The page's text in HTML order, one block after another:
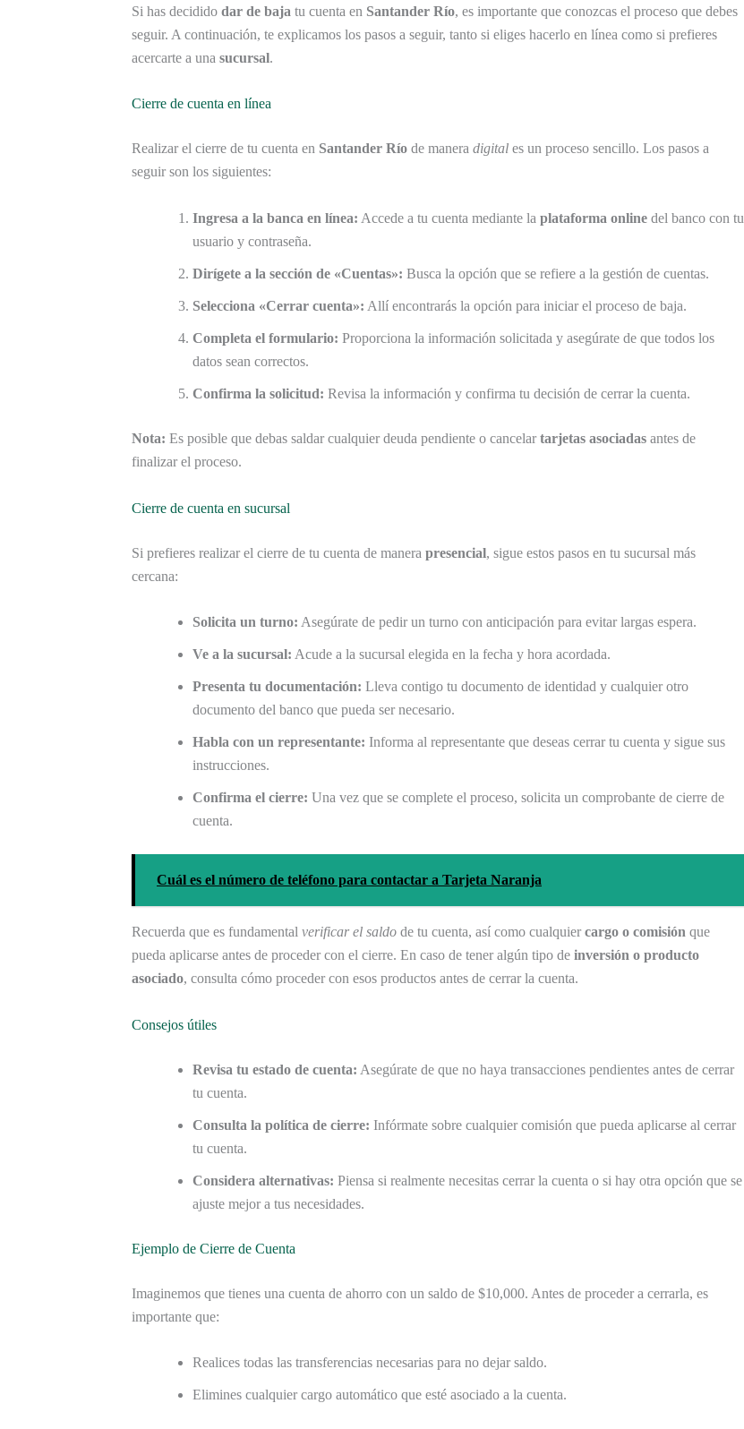
Si has decidido dar de baja tu cuenta en Santander Río, es importante que conozcas el proceso que debes
seguir. A continuación, te explicamos los pasos a seguir, tanto si eliges hacerlo en línea como si prefieres
acercarte a una sucursal.
Cierre de cuenta en línea
Realizar el cierre de tu cuenta en Santander Río de manera digital es un proceso sencillo. Los pasos a
seguir son los siguientes:
Ingresa a la banca en línea: Accede a tu cuenta mediante la plataforma online del banco con tu
usuario y contraseña.
Dirígete a la sección de «Cuentas»: Busca la opción que se refiere a la gestión de cuentas.
Selecciona «Cerrar cuenta»: Allí encontrarás la opción para iniciar el proceso de baja.
Completa el formulario: Proporciona la información solicitada y asegúrate de que todos los
datos sean correctos.
Confirma la solicitud: Revisa la información y confirma tu decisión de cerrar la cuenta.
Nota: Es posible que debas saldar cualquier deuda pendiente o cancelar tarjetas asociadas antes de
finalizar el proceso.
Cierre de cuenta en sucursal
Si prefieres realizar el cierre de tu cuenta de manera presencial, sigue estos pasos en tu sucursal más
cercana:
Solicita un turno: Asegúrate de pedir un turno con anticipación para evitar largas espera.
Ve a la sucursal: Acude a la sucursal elegida en la fecha y hora acordada.
Presenta tu documentación: Lleva contigo tu documento de identidad y cualquier otro
documento del banco que pueda ser necesario.
Habla con un representante: Informa al representante que deseas cerrar tu cuenta y sigue sus
instrucciones.
Confirma el cierre: Una vez que se complete el proceso, solicita un comprobante de cierre de
cuenta.
Cuál es el número de teléfono para contactar a Tarjeta Naranja
Recuerda que es fundamental verificar el saldo de tu cuenta, así como cualquier cargo o comisión que
pueda aplicarse antes de proceder con el cierre. En caso de tener algún tipo de inversión o producto
asociado, consulta cómo proceder con esos productos antes de cerrar la cuenta.
Consejos útiles
Revisa tu estado de cuenta: Asegúrate de que no haya transacciones pendientes antes de cerrar
tu cuenta.
Consulta la política de cierre: Infórmate sobre cualquier comisión que pueda aplicarse al cerrar
tu cuenta.
Considera alternativas: Piensa si realmente necesitas cerrar la cuenta o si hay otra opción que se
ajuste mejor a tus necesidades.
Ejemplo de Cierre de Cuenta
Imaginemos que tienes una cuenta de ahorro con un saldo de $10,000. Antes de proceder a cerrarla, es
importante que:
Realices todas las transferencias necesarias para no dejar saldo.
Elimines cualquier cargo automático que esté asociado a la cuenta.